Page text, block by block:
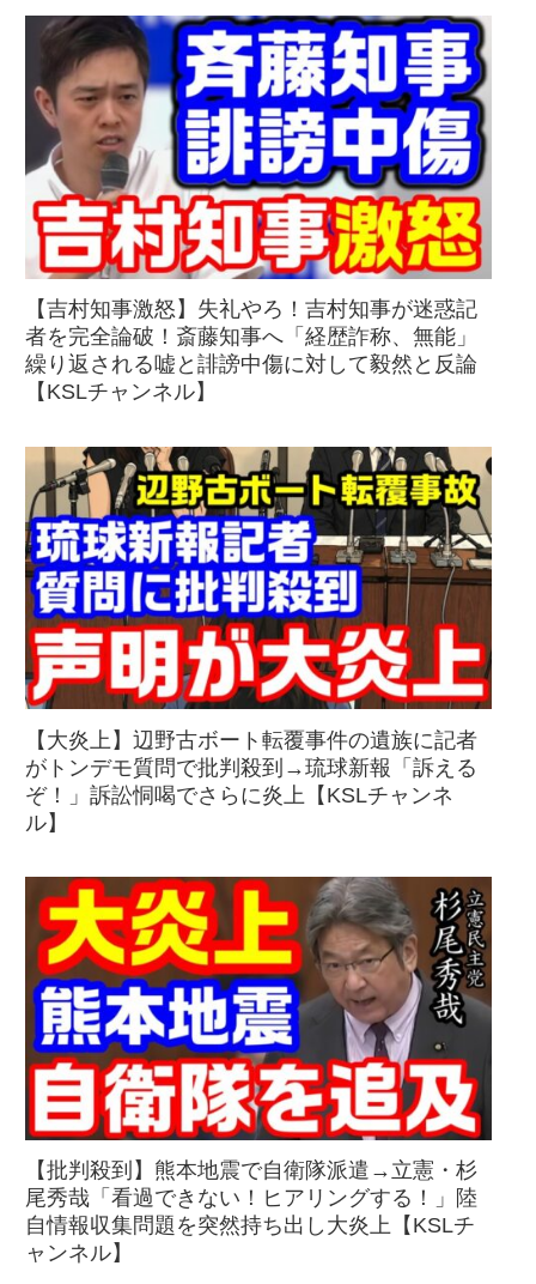
【吉村知事激怒】失礼やろ！吉村知事が迷惑記
者を完全論破！斎藤知事へ「経歴詐称、無能」
繰り返される嘘と誹謗中傷に対して毅然と反論
【KSLチャンネル】
【大炎上】辺野古ボート転覆事件の遺族に記者
がトンデモ質問で批判殺到→琉球新報「訴える
ぞ！」訴訟恫喝でさらに炎上【KSLチャンネ
ル】
【批判殺到】熊本地震で自衛隊派遣→立憲・杉
尾秀哉「看過できない！ヒアリングする！」陸
自情報収集問題を突然持ち出し大炎上【KSLチ
ャンネル】